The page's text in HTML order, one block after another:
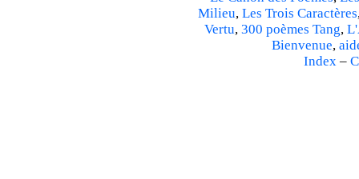
Milieu, Les Trois Caractères
Vertu, 300 poèmes Tang,
Bienvenue,
Index –